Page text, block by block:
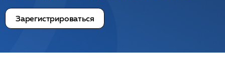
Зарегистрироваться